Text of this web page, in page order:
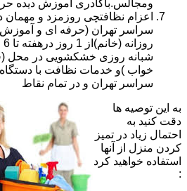
ومجالس.باکادری اموزش دیده
اعزام نظافتچی روزمزد و مهمان
سراسر تهران (حرفه ای و آموزش
شبانه روزی خشکشویی در
خواب )و خدمات نظافت با دستگاه
سراسر تهران و در تمام نقاط
به این توصیه ها
دقت کنید به
احتمال زیاد در تمیز
کردن منزل از آنها
استفاده خواهید کرد
: